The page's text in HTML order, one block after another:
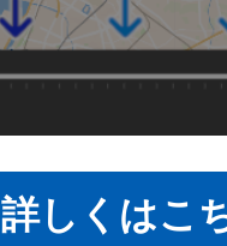
詳しくはこ